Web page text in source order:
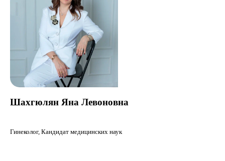
Шахгюлян Яна Левоновна
Гинеколог, Кандидат медицинских наук